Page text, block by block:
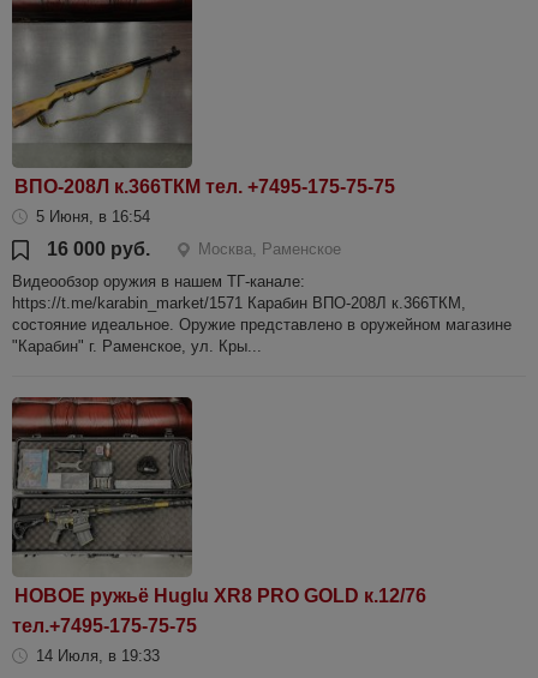
ВПО-208Л к.366ТКМ тел. +7495-175-75-75
5 Июня, в 16:54
16 000 руб.
Москва, Раменское
Видеообзор оружия в нашем ТГ-канале:
https://t.me/karabin_market/1571 Карабин ВПО-208Л к.366ТКМ,
состояние идеальное. Оружие представлено в оружейном магазине
"Карабин" г. Раменское, ул. Кры...
НОВОЕ ружьё Huglu XR8 PRO GOLD к.12/76
тел.+7495-175-75-75
14 Июля, в 19:33